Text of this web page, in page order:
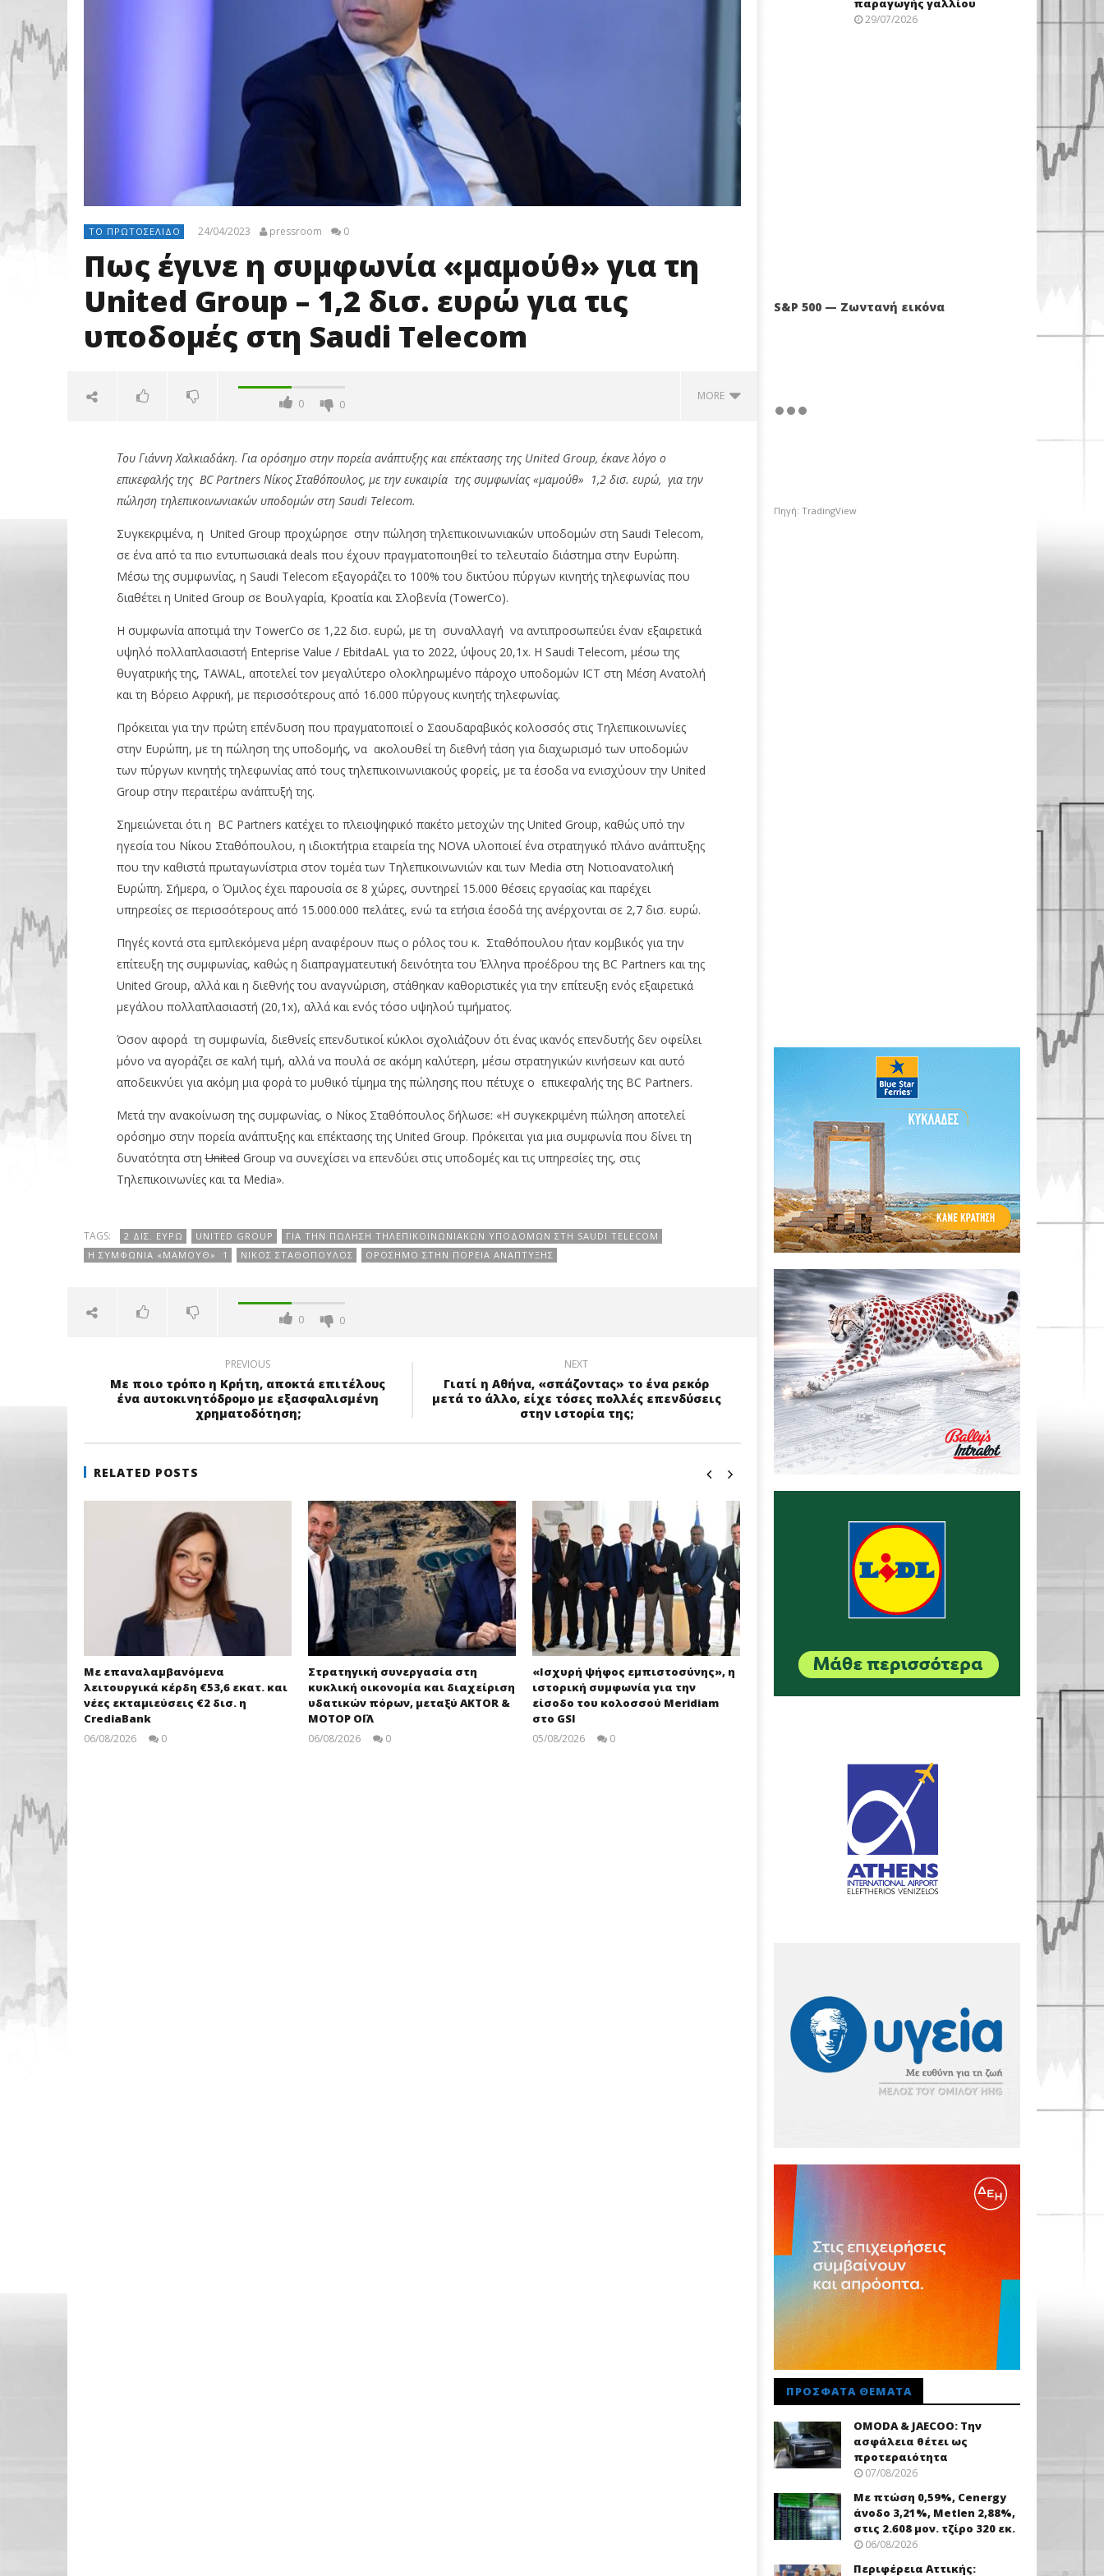
ΤΟ ΠΡΩΤΟΣΈΛΙΔΟ 24/04/2023 pressroom 0
Πως έγινε η συμφωνία «μαμούθ» για τη
United Group – 1,2 δισ. ευρώ για τις
υποδομές στη Saudi Telecom
0 0
MORE
NOW VIEWING
Πως έγινε η συμφωνία «μαμούθ»
ευρώ για τις υποδομές στη Saudi
Telecom
24/04/2023
pressroom
OMODA & JAECOO: Την ασφάλεια
24/04/2023
pressroom
μον. τζίρο 320 εκ.
24/04/2023
pressroom
Του Γιάννη Χαλκιαδάκη. Για ορόσημο στην πορεία ανάπτυξης και επέκτασης της United Group, έκανε λόγο ο
επικεφαλής της BC Partners Νίκος Σταθόπουλος, με την ευκαιρία της συμφωνίας «μαμούθ» 1,2 δισ. ευρώ, για την
πώληση τηλεπικοινωνιακών υποδομών στη Saudi Telecom.
Συγκεκριμένα, η United Group προχώρησε στην πώληση τηλεπικοινωνιακών υποδομών στη Saudi Telecom,
σε ένα από τα πιο εντυπωσιακά deals που έχουν πραγματοποιηθεί το τελευταίο διάστημα στην Ευρώπη.
Μέσω της συμφωνίας, η Saudi Telecom εξαγοράζει το 100% του δικτύου πύργων κινητής τηλεφωνίας που
διαθέτει η United Group σε Βουλγαρία, Κροατία και Σλοβενία (TowerCo).
H συμφωνία αποτιμά την TowerCo σε 1,22 δισ. ευρώ, με τη συναλλαγή να αντιπροσωπεύει έναν εξαιρετικά
υψηλό πολλαπλασιαστή Enteprise Value / EbitdaAL για το 2022, ύψους 20,1x. Η Saudi Telecom, μέσω της
θυγατρικής της, TAWAL, αποτελεί τον μεγαλύτερο ολοκληρωμένο πάροχο υποδομών ICΤ στη Μέση Ανατολή
και τη Βόρειο Αφρική, με περισσότερους από 16.000 πύργους κινητής τηλεφωνίας.
Πρόκειται για την πρώτη επένδυση που πραγματοποιεί ο Σαουδαραβικός κολοσσός στις Τηλεπικοινωνίες
στην Ευρώπη, με τη πώληση της υποδομής, να ακολουθεί τη διεθνή τάση για διαχωρισμό των υποδομών
των πύργων κινητής τηλεφωνίας από τους τηλεπικοινωνιακούς φορείς, με τα έσοδα να ενισχύουν την United
Group στην περαιτέρω ανάπτυξή της.
Σημειώνεται ότι η BC Partners κατέχει το πλειοψηφικό πακέτο μετοχών της United Group, καθώς υπό την
ηγεσία του Νίκου Σταθόπουλου, η ιδιοκτήτρια εταιρεία της NOVA υλοποιεί ένα στρατηγικό πλάνο ανάπτυξης
που την καθιστά πρωταγωνίστρια στον τομέα των Τηλεπικοινωνιών και των Media στη Νοτιοανατολική
Ευρώπη. Σήμερα, ο Όμιλος έχει παρουσία σε 8 χώρες, συντηρεί 15.000 θέσεις εργασίας και παρέχει
υπηρεσίες σε περισσότερους από 15.000.000 πελάτες, ενώ τα ετήσια έσοδά της ανέρχονται σε 2,7 δισ. ευρώ.
Πηγές κοντά στα εμπλεκόμενα μέρη αναφέρουν πως ο ρόλος του κ. Σταθόπουλου ήταν κομβικός για την
επίτευξη της συμφωνίας, καθώς η διαπραγματευτική δεινότητα του Έλληνα προέδρου της BC Partners και της
United Group, αλλά και η διεθνής του αναγνώριση, στάθηκαν καθοριστικές για την επίτευξη ενός εξαιρετικά
μεγάλου πολλαπλασιαστή (20,1x), αλλά και ενός τόσο υψηλού τιμήματος.
Όσον αφορά τη συμφωνία, διεθνείς επενδυτικοί κύκλοι σχολιάζουν ότι ένας ικανός επενδυτής δεν οφείλει
μόνο να αγοράζει σε καλή τιμή, αλλά να πουλά σε ακόμη καλύτερη, μέσω στρατηγικών κινήσεων και αυτό
αποδεικνύει για ακόμη μια φορά το μυθικό τίμημα της πώλησης που πέτυχε ο επικεφαλής της BC Partners.
Μετά την ανακοίνωση της συμφωνίας, ο Νίκος Σταθόπουλος δήλωσε: «Η συγκεκριμένη πώληση αποτελεί
ορόσημο στην πορεία ανάπτυξης και επέκτασης της United Group. Πρόκειται για μια συμφωνία που δίνει τη
δυνατότητα στηUnitedGroup να συνεχίσει να επενδύει στις υποδομές και τις υπηρεσίες της, στις
Τηλεπικοινωνίες και τα Media».
TAGS: 2 ΔΙΣ. ΕΥΡΏ UNITED GROUP
ΓΙΑ ΤΗΝ ΠΏΛΗΣΗ ΤΗΛΕΠΙΚΟΙΝΩΝΙΑΚΏΝ ΥΠΟΔΟΜΏΝ ΣΤΗ SAUDI TELECOM
Η ΣΥΜΦΩΝΊΑ «ΜΑΜΟΎΘ» 1
ΝΊΚΟΣ ΣΤΑΘΌΠΟΥΛΟΣ ΟΡΌΣΗΜΟ ΣΤΗΝ ΠΟΡΕΊΑ ΑΝΆΠΤΥΞΗΣ
0 0
PREVIOUS
Με ποιο τρόπο η Κρήτη, αποκτά επιτέλους
ένα αυτοκινητόδρομο με εξασφαλισμένη
χρηματοδότηση;
NEXT
Γιατί η Αθήνα, «σπάζοντας» το ένα ρεκόρ
μετά το άλλο, είχε τόσες πολλές επενδύσεις
στην ιστορία της;
RELATED POSTS
Με επαναλαμβανόμενα
λειτουργικά κέρδη €53,6 εκατ. και
νέες εκταμιεύσεις €2 δισ. η
CrediaBank
06/08/2026
0
Στρατηγική συνεργασία στη
κυκλική οικονομία και διαχείριση
υδατικών πόρων, μεταξύ AKTOR &
ΜΟΤΟΡ ΟΪΛ
06/08/2026
0
«Ισχυρή ψήφος εμπιστοσύνης», η
ιστορική συμφωνία για την
είσοδο του κολοσσού Meridiam
στο GSI
05/08/2026
0
παραγωγής γαλλίου
29/07/2026
S&P 500 — Ζωντανή εικόνα
Πηγή: TradingView
ΠΡΌΣΦΑΤΑ ΘΈΜΑΤΑ
OMODA & JAECOO: Την
ασφάλεια θέτει ως
προτεραιότητα
07/08/2026
Με πτώση 0,59%, Cenergy
άνοδο 3,21%, Metlen 2,88%,
στις 2.608 μον. τζίρο 320 εκ.
06/08/2026
Περιφέρεια Αττικής: